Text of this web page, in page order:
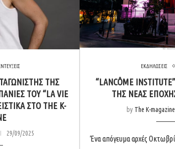
ΤΗΣ
ΤΟΥ “LA VIE
ΣΤΟ THE K-
29/09/2025
ΕΚΔΗΛΩΣΕΙΣ
“LANCÔME
ΤΗΣ ΝΕΑΣ
by The K-magazine
Ένα απόγευμα αρχές